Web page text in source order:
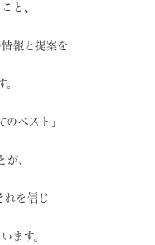
と、
報と提案を
のベスト」
が、
れを信じ
ます。